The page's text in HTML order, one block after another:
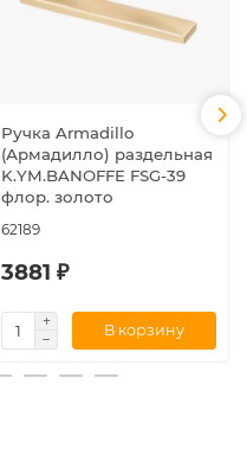
Ручка Armadillo
(Армадилло) раздельная
K.YM.BANOFFE FSG-39
флор. золото
62189
3881 ₽
В корзину